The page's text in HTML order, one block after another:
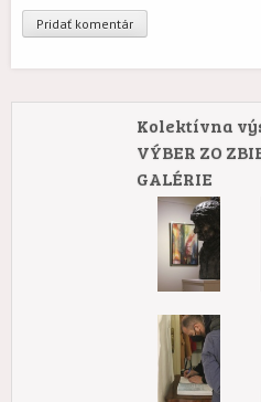
Kolektívna
VÝBER ZO
GALÉRIE